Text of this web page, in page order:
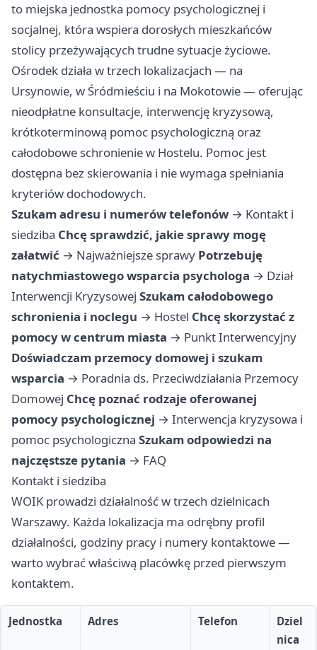
to miejska jednostka pomocy psychologicznej i
socjalnej, która wspiera dorosłych mieszkańców
stolicy przeżywających trudne sytuacje życiowe.
Ośrodek działa w trzech lokalizacjach — na
Ursynowie, w Śródmieściu i na Mokotowie — oferując
nieodpłatne konsultacje, interwencję kryzysową,
krótkoterminową pomoc psychologiczną oraz
całodobowe schronienie w Hostelu. Pomoc jest
dostępna bez skierowania i nie wymaga spełniania
kryteriów dochodowych.
Szukam adresu i numerów telefonów → Kontakt i
siedziba Chcę sprawdzić, jakie sprawy mogę
załatwić → Najważniejsze sprawy Potrzebuję
natychmiastowego wsparcia psychologa → Dział
Interwencji Kryzysowej Szukam całodobowego
schronienia i noclegu → Hostel Chcę skorzystać z
pomocy w centrum miasta → Punkt Interwencyjny
Doświadczam przemocy domowej i szukam
wsparcia → Poradnia ds. Przeciwdziałania Przemocy
Domowej Chcę poznać rodzaje oferowanej
pomocy psychologicznej → Interwencja kryzysowa i
pomoc psychologiczna Szukam odpowiedzi na
najczęstsze pytania → FAQ
Kontakt i siedziba
WOIK prowadzi działalność w trzech dzielnicach
Warszawy. Każda lokalizacja ma odrębny profil
działalności, godziny pracy i numery kontaktowe —
warto wybrać właściwą placówkę przed pierwszym
kontaktem.
Jednostka Adres Telefon
Dziel
nica